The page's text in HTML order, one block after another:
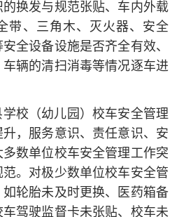
换发与规范张贴、车内外载
带、三角木、灭火器、安全
全设备设施是否齐全有效、
辆的清扫消毒等情况逐车进
校（幼儿园）校车安全管理
，服务意识、责任意识、安
数单位校车安全管理工作突
。对极少数单位校车安全管
轮胎未及时更换、医药箱备
驾驶监督卡未张贴、校车未